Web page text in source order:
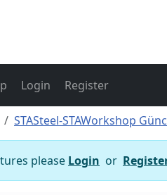
Login Register
STASteel-STAWorkshop
please Login or